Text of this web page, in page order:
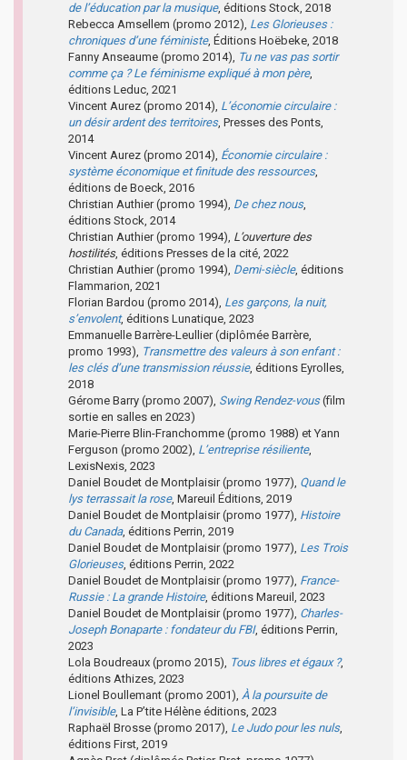
de l’éducation par la musique, éditions Stock, 2018
Rebecca Amsellem (promo 2012), Les Glorieuses :
chroniques d’une féministe, Éditions Hoëbeke, 2018
Fanny Anseaume (promo 2014), Tu ne vas pas sortir
comme ça ? Le féminisme expliqué à mon père,
éditions Leduc, 2021
Vincent Aurez (promo 2014), L’économie circulaire :
un désir ardent des territoires, Presses des Ponts,
2014
Vincent Aurez (promo 2014), Économie circulaire :
système économique et finitude des ressources,
éditions de Boeck, 2016
Christian Authier (promo 1994), De chez nous,
éditions Stock, 2014
Christian Authier (promo 1994), L’ouverture des
hostilités, éditions Presses de la cité, 2022
Christian Authier (promo 1994), Demi-siècle, éditions
Flammarion, 2021
Florian Bardou (promo 2014), Les garçons, la nuit,
s’envolent, éditions Lunatique, 2023
Emmanuelle Barrère-Leullier (diplômée Barrère,
promo 1993), Transmettre des valeurs à son enfant :
les clés d’une transmission réussie, éditions Eyrolles,
2018
Gérome Barry (promo 2007), Swing Rendez-vous(film
sortie en salles en 2023)
Marie-Pierre Blin-Franchomme (promo 1988) et Yann
Ferguson (promo 2002), L’entreprise résiliente,
LexisNexis, 2023
Daniel Boudet de Montplaisir (promo 1977), Quand le
lys terrassait la rose, Mareuil Éditions, 2019
Daniel Boudet de Montplaisir (promo 1977), Histoire
du Canada, éditions Perrin, 2019
Daniel Boudet de Montplaisir (promo 1977), Les Trois
Glorieuses, éditions Perrin, 2022
Daniel Boudet de Montplaisir (promo 1977), France-
Russie : La grande Histoire, éditions Mareuil, 2023
Daniel Boudet de Montplaisir (promo 1977), Charles-
Joseph Bonaparte : fondateur du FBI, éditions Perrin,
2023
Lola Boudreaux (promo 2015), Tous libres et égaux ?,
éditions Athizes, 2023
Lionel Boullemant (promo 2001), À la poursuite de
l’invisible, La P’tite Hélène éditions, 2023
Raphaël Brosse (promo 2017), Le Judo pour les nuls,
éditions First, 2019